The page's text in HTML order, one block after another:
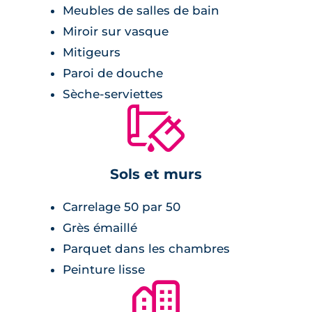
ses prestations de qualité : label RE2020,
garantissant des logements à la pointe des
normes énergétiques, pompes à chaleur pour
un confort optimal, volets roulants
électriques, thermostat d'ambiance, parquet
stratifié dans les chambres... Les espaces verts
paysagers et la résidence clôturée assurent un
cadre de vie sécurisé et agréable.
Meubles de salles de bain
Miroir sur vasque
Mitigeurs
Paroi de douche
Sèche-serviettes
🔨
Sols et murs
Carrelage 50 par 50
Grès émaillé
Parquet dans les chambres
Peinture lisse